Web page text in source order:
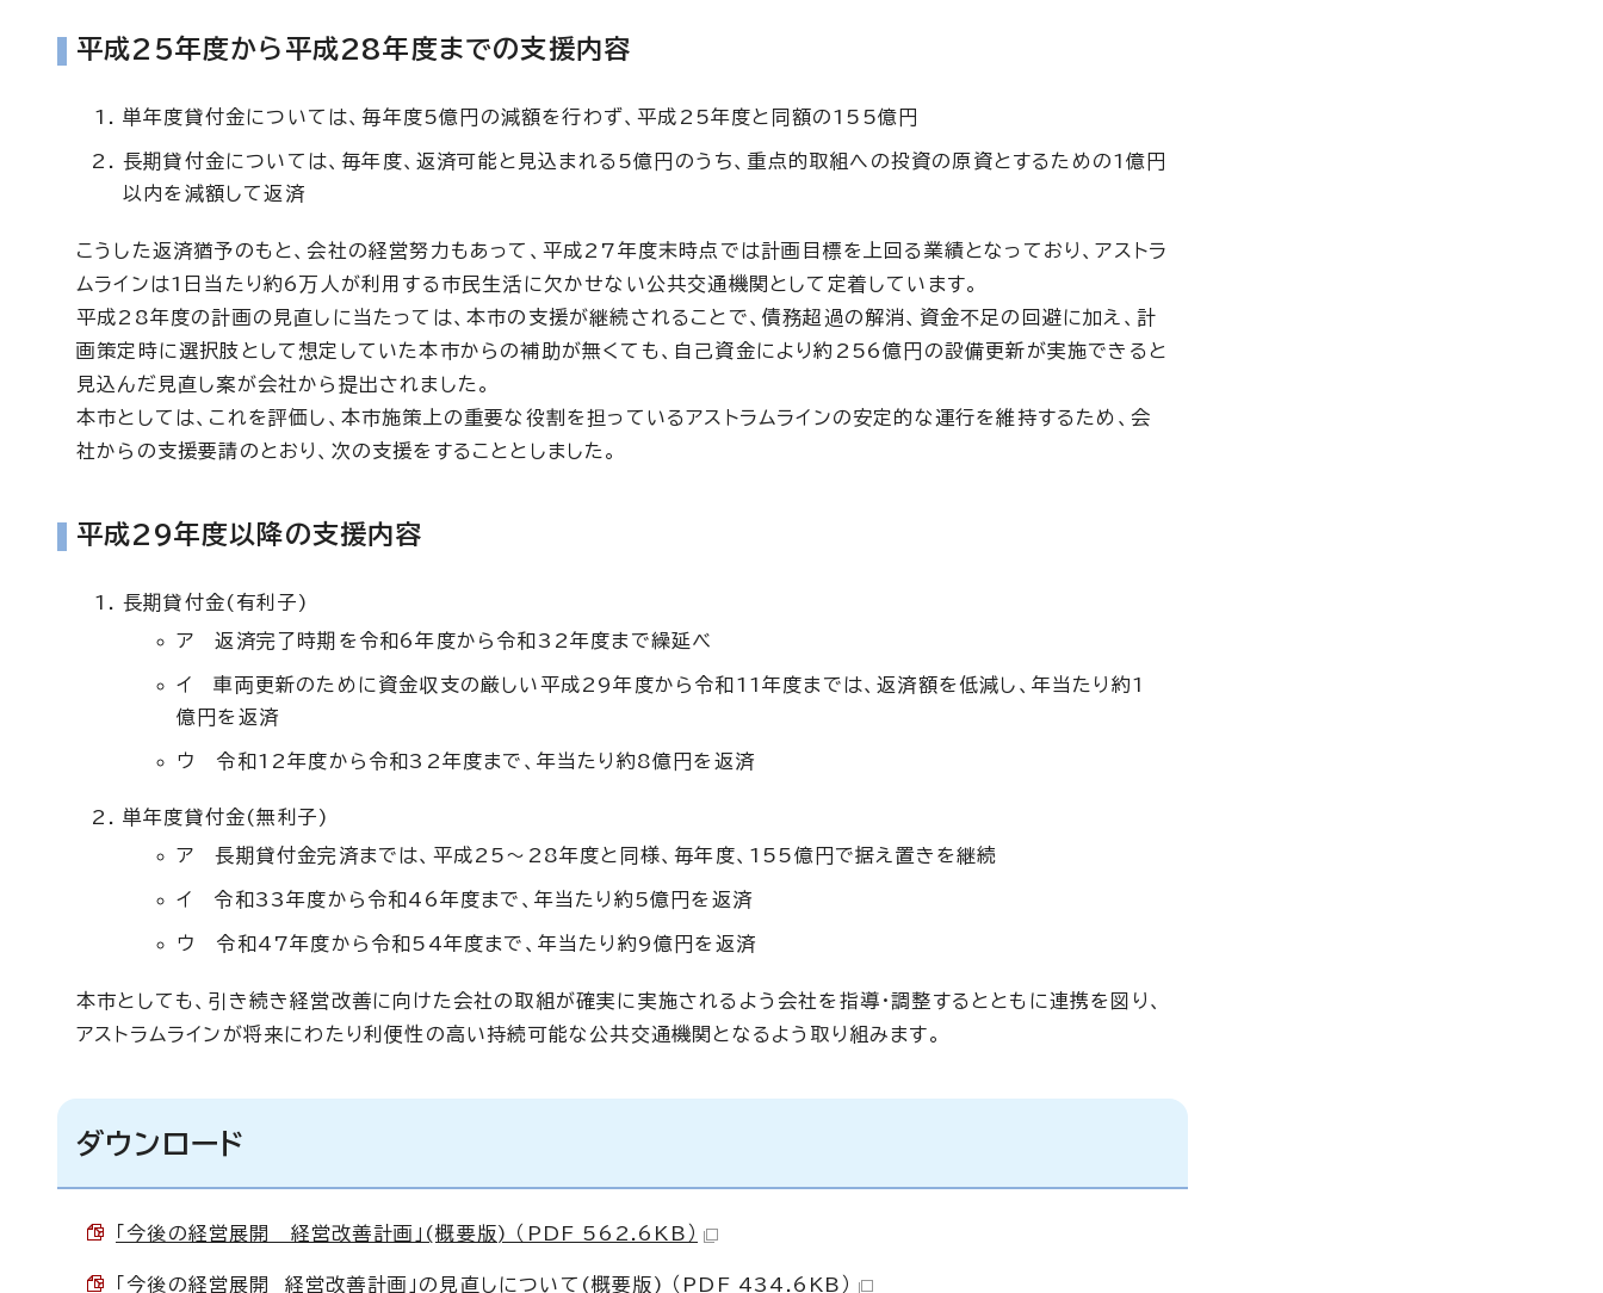
平成25年度から平成28年度までの支援内容
単年度貸付金については、毎年度5億円の減額を行わず、平成25年度と同額の155億円
長期貸付金については、毎年度、返済可能と見込まれる5億円のうち、重点的取組への投資の原資とするための1億円
以内を減額して返済
こうした返済猶予のもと、会社の経営努力もあって、平成27年度末時点では計画目標を上回る業績となっており、アストラ
ムラインは1日当たり約6万人が利用する市民生活に欠かせない公共交通機関として定着しています。
平成28年度の計画の見直しに当たっては、本市の支援が継続されることで、債務超過の解消、資金不足の回避に加え、計
画策定時に選択肢として想定していた本市からの補助が無くても、自己資金により約256億円の設備更新が実施できると
見込んだ見直し案が会社から提出されました。
本市としては、これを評価し、本市施策上の重要な役割を担っているアストラムラインの安定的な運行を維持するため、会
社からの支援要請のとおり、次の支援をすることとしました。
平成29年度以降の支援内容
長期貸付金(有利子)
ア 返済完了時期を令和6年度から令和32年度まで繰延べ
イ 車両更新のために資金収支の厳しい平成29年度から令和11年度までは、返済額を低減し、年当たり約1
億円を返済
ウ 令和12年度から令和32年度まで、年当たり約8億円を返済
単年度貸付金(無利子)
ア 長期貸付金完済までは、平成25～28年度と同様、毎年度、155億円で据え置きを継続
イ 令和33年度から令和46年度まで、年当たり約5億円を返済
ウ 令和47年度から令和54年度まで、年当たり約9億円を返済
本市としても、引き続き経営改善に向けた会社の取組が確実に実施されるよう会社を指導・調整するとともに連携を図り、
アストラムラインが将来にわたり利便性の高い持続可能な公共交通機関となるよう取り組みます。
ダウンロード
「今後の経営展開 経営改善計画」(概要版) （PDF 562.6KB）
「今後の経営展開 経営改善計画」の見直しについて(概要版) （PDF 434.6KB）